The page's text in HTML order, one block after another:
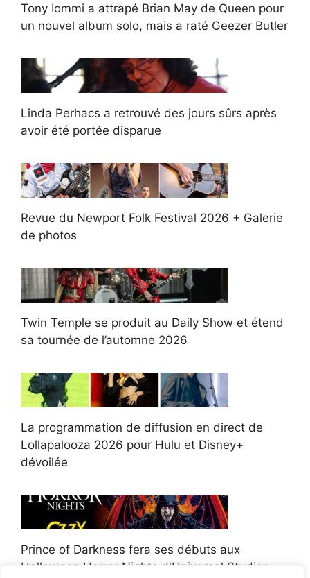
Tony Iommi a attrapé Brian May de Queen pour
un nouvel album solo, mais a raté Geezer Butler
Linda Perhacs a retrouvé des jours sûrs après
avoir été portée disparue
Revue du Newport Folk Festival 2026 + Galerie
de photos
Twin Temple se produit au Daily Show et étend
sa tournée de l’automne 2026
La programmation de diffusion en direct de
Lollapalooza 2026 pour Hulu et Disney+
dévoilée
Prince of Darkness fera ses débuts aux
Halloween Horror Nights d'Universal Studios